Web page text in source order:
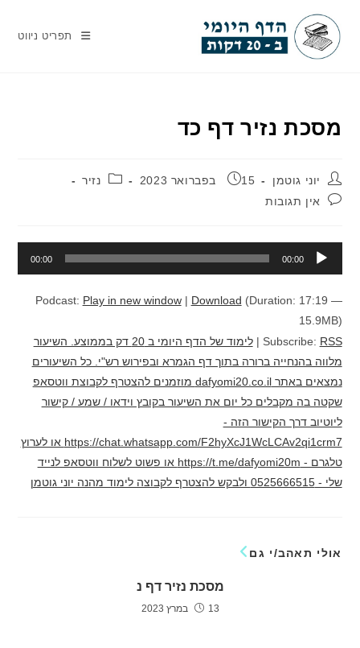
content
תפריט ניווט
מסכת נזיר דף כד
מחבר:יוני גוטמן פורסם:
15 בפברואר 2023 קטגוריה:
נזיר
תגובות:אין תגובות
00:00
00:00
Podcast: Play in new window| Download (Duration: 17:19 —
15.9MB)
Subscribe: RSS
|
לימוד של הדף היומי ב 20 דק בממוצע. השיעור
מלווה בהנחייה ברורה בתוך דף הגמרא ובפירוש רש"י. כל השיעורים
נמצאים באתר dafyomi20.co.il מוזמנים להצטרף לקבוצת ווטסאפ
שקטה בה מקבלים כל יום את השיעור בקובץ וידאו / שמע / קישור
ליוטיוב דרך הקישור הזה -
https://chat.whatsapp.com/F2hyXcJ1WcLCAv2qi1crm7 או לערוץ
טלגרם - https://t.me/dafyomi20m או פשוט לשלוח ווטסאפ לנייד
שלי - 0525666515 ולבקש להצטרף לקבוצה לימוד מהנה יוני גוטמן
אולי תאהב/י גם
מסכת נזיר דף נ
13 במרץ 2023